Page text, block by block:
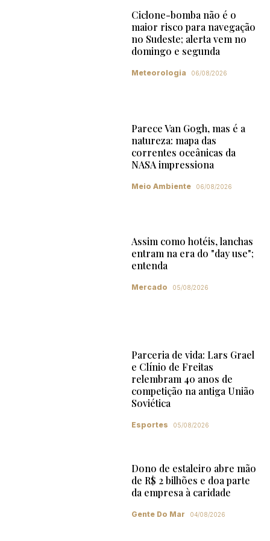
Ciclone-bomba não é o
maior risco para navegação
no Sudeste; alerta vem no
domingo e segunda
Meteorologia 06/08/2026
Parece Van Gogh, mas é a
natureza: mapa das
correntes oceânicas da
NASA impressiona
Meio Ambiente 06/08/2026
Assim como hotéis, lanchas
entram na era do "day use";
entenda
Mercado 05/08/2026
Parceria de vida: Lars Grael
e Clínio de Freitas
relembram 40 anos de
competição na antiga União
Soviética
Esportes 05/08/2026
Dono de estaleiro abre mão
de R$ 2 bilhões e doa parte
da empresa à caridade
Gente Do Mar 04/08/2026